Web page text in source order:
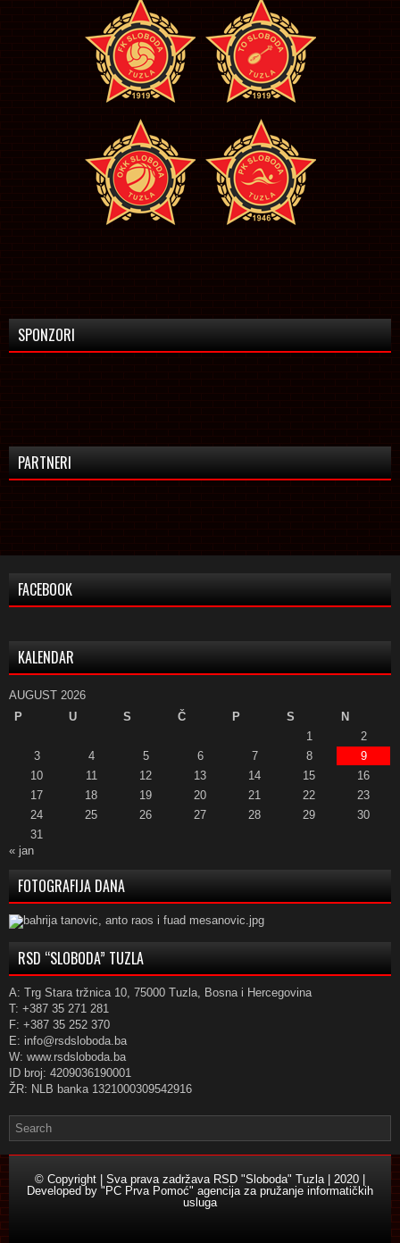
SPONZORI
PARTNERI
FACEBOOK
KALENDAR
AUGUST 2026
P
U S Č P S
N
1
2
3
4 5 6 7 8
9
10
11 12 13 14 15
16
17
18 19 20 21 22
23
24
25 26 27 28 29
30
31
« jan
FOTOGRAFIJA DANA
RSD “SLOBODA” TUZLA
A: Trg Stara tržnica 10, 75000 Tuzla, Bosna i Hercegovina
T: +387 35 271 281
F: +387 35 252 370
E: info@rsdsloboda.ba
W: www.rsdsloboda.ba
ID broj: 4209036190001
ŽR: NLB banka 1321000309542916
© Copyright | Sva prava zadržava RSD "Sloboda" Tuzla | 2020 |
Developed by "PC Prva Pomoć" agencija za pružanje informatičkih
usluga